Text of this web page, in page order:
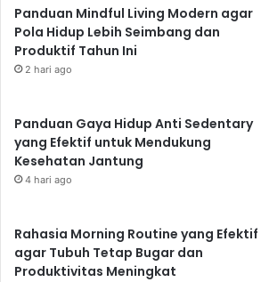
Panduan Mindful Living Modern agar
Pola Hidup Lebih Seimbang dan
Produktif Tahun Ini
2 hari ago
Panduan Gaya Hidup Anti Sedentary
yang Efektif untuk Mendukung
Kesehatan Jantung
4 hari ago
Rahasia Morning Routine yang Efektif
agar Tubuh Tetap Bugar dan
Produktivitas Meningkat